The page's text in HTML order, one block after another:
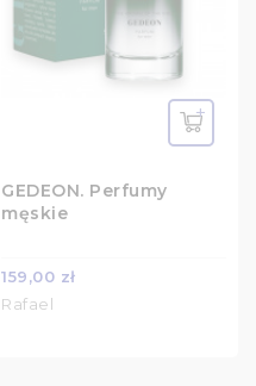
GEDEON. Perfumy
męskie
159,00 zł
Rafael